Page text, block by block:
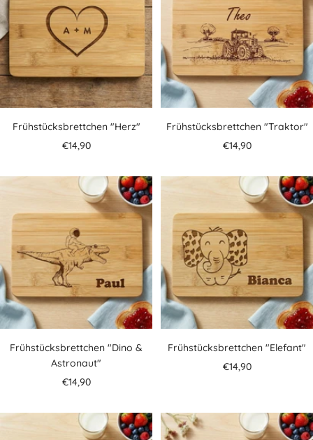
Frühstücksbrettchen "Herz"
Angebotspreis
€14,90
Frühstücksbrettchen "Traktor"
Angebotspreis
€14,90
Frühstücksbrettchen "Dino &
Astronaut"
Angebotspreis
€14,90
Frühstücksbrettchen "Elefant"
Angebotspreis
€14,90